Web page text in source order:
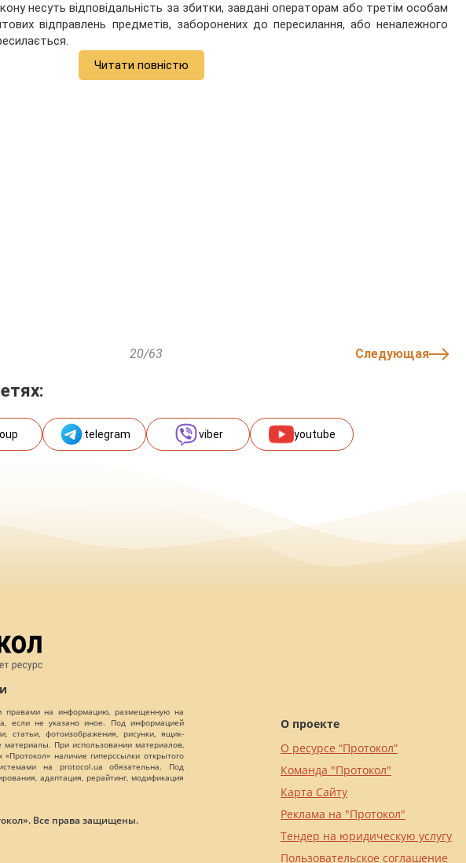
несуть відповідальність за збитки, завдані операторам або третім особам
відправлень предметів, заборонених до пересилання, або неналежного
Читати повністю
20/63 Следующая
telegram viber youtube
правами на информацию, размещенную на
если не указано иное. Под информацией
статьи, фотоизображения, рисунки, ящик-
материалы. При использовании материалов,
наличие гиперссылки открытого
на protocol.ua обязательна. Под
адаптация, рерайтинг, модификация
Все права защищены.
О проекте
О ресурсе “Протокол”
Команда "Протокол"
Карта Сайту
Реклама на "Протокол"
Тендер на юридическую услугу
Пользовательское соглашение